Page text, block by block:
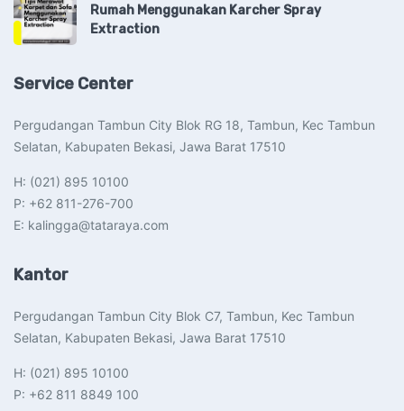
Rumah Menggunakan Karcher Spray
Extraction
Service Center
Pergudangan Tambun City Blok RG 18, Tambun, Kec Tambun
Selatan, Kabupaten Bekasi, Jawa Barat 17510​
H: (021) 895 10100
P: +62 811-276-700
E: kalingga@tataraya.com
Kantor
Pergudangan Tambun City Blok C7, Tambun, Kec Tambun
Selatan, Kabupaten Bekasi, Jawa Barat 17510​
H: (021) 895 10100
P: +62 811 8849 100